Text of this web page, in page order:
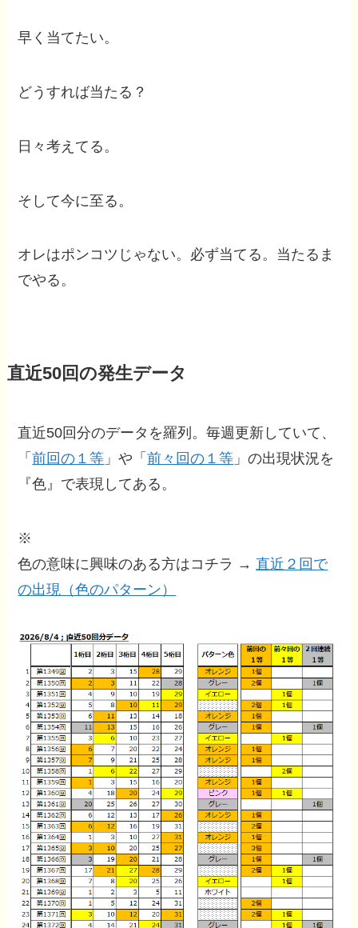
早く当てたい。
どうすれば当たる？
日々考えてる。
そして今に至る。
オレはポンコツじゃない。必ず当てる。当たるま
でやる。
直近50回の発生データ
直近50回分のデータを羅列。毎週更新していて、
「前回の１等 」や「前々回の１等 」の出現状況を
『色』で表現してある。
※
色の意味に興味のある方はコチラ → 直近２回で
の出現（色のパターン）